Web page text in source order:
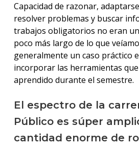
Capacidad de razonar,
resolver problemas y buscar
trabajos obligatorios no eran
poco más largo de lo que
generalmente un caso práctico
incorporar las herramientas
aprendido durante el semestre.
El espectro de la
Público es súper
cantidad enorme de